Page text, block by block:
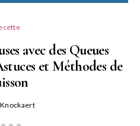
avec des Queues
et Méthodes de